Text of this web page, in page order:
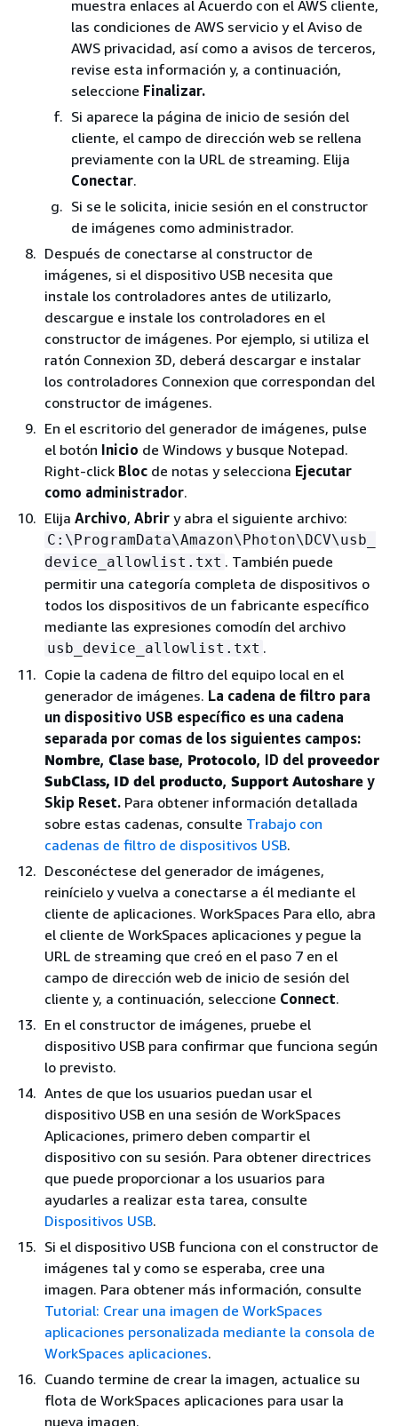
muestra enlaces al Acuerdo con el AWS cliente,
las condiciones de AWS servicio y el Aviso de
AWS privacidad, así como a avisos de terceros,
revise esta información y, a continuación,
seleccione Finalizar.
Si aparece la página de inicio de sesión del
cliente, el campo de dirección web se rellena
previamente con la URL de streaming. Elija
Conectar.
Si se le solicita, inicie sesión en el constructor
de imágenes como administrador.
Después de conectarse al constructor de
imágenes, si el dispositivo USB necesita que
instale los controladores antes de utilizarlo,
descargue e instale los controladores en el
constructor de imágenes. Por ejemplo, si utiliza el
ratón Connexion 3D, deberá descargar e instalar
los controladores Connexion que correspondan del
constructor de imágenes.
En el escritorio del generador de imágenes, pulse
el botón Inicio de Windows y busque Notepad.
Right-click Bloc de notas y selecciona Ejecutar
como administrador.
Elija Archivo, Abrir y abra el siguiente archivo:
C:\ProgramData\Amazon\Photon\DCV\usb_
device_allowlist.txt . También puede
permitir una categoría completa de dispositivos o
todos los dispositivos de un fabricante específico
mediante las expresiones comodín del archivo
usb_device_allowlist.txt .
Copie la cadena de filtro del equipo local en el
generador de imágenes. La cadena de filtro para
un dispositivo USB específico es una cadena
separada por comas de los siguientes campos:
Nombre, Clase base, Protocolo, ID del proveedor
SubClass, ID del producto, Support Autoshare y
Skip Reset. Para obtener información detallada
sobre estas cadenas, consulte Trabajo con
cadenas de filtro de dispositivos USB.
Desconéctese del generador de imágenes,
reinícielo y vuelva a conectarse a él mediante el
cliente de aplicaciones. WorkSpaces Para ello, abra
el cliente de WorkSpaces aplicaciones y pegue la
URL de streaming que creó en el paso 7 en el
campo de dirección web de inicio de sesión del
cliente y, a continuación, seleccione Connect.
En el constructor de imágenes, pruebe el
dispositivo USB para confirmar que funciona según
lo previsto.
Antes de que los usuarios puedan usar el
dispositivo USB en una sesión de WorkSpaces
Aplicaciones, primero deben compartir el
dispositivo con su sesión. Para obtener directrices
que puede proporcionar a los usuarios para
ayudarles a realizar esta tarea, consulte
Dispositivos USB.
Si el dispositivo USB funciona con el constructor de
imágenes tal y como se esperaba, cree una
imagen. Para obtener más información, consulte
Tutorial: Crear una imagen de WorkSpaces
aplicaciones personalizada mediante la consola de
WorkSpaces aplicaciones.
Cuando termine de crear la imagen, actualice su
flota de WorkSpaces aplicaciones para usar la
nueva imagen.